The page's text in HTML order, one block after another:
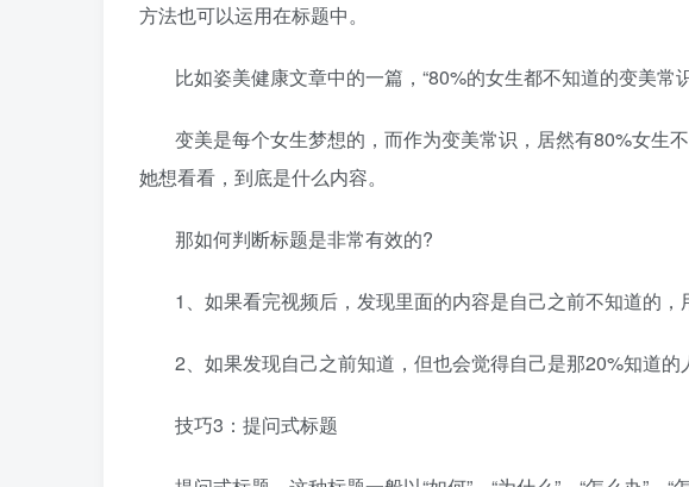
方法也可以运用在标题中。
比如姿美健康文章中的一篇，“80%的女生都不知道的变美常识
变美是每个女生梦想的，而作为变美常识，居然有80%女生
她想看看，到底是什么内容。
那如何判断标题是非常有效的?
1、如果看完视频后，发现里面的内容是自己之前不知道的
2、如果发现自己之前知道，但也会觉得自己是那20%知道的
技巧3：提问式标题